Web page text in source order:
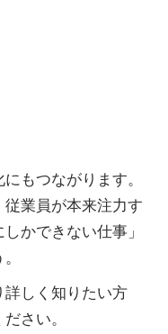
もつながります。
業員が本来注力す
かできない仕事」
しく知りたい方
さい。